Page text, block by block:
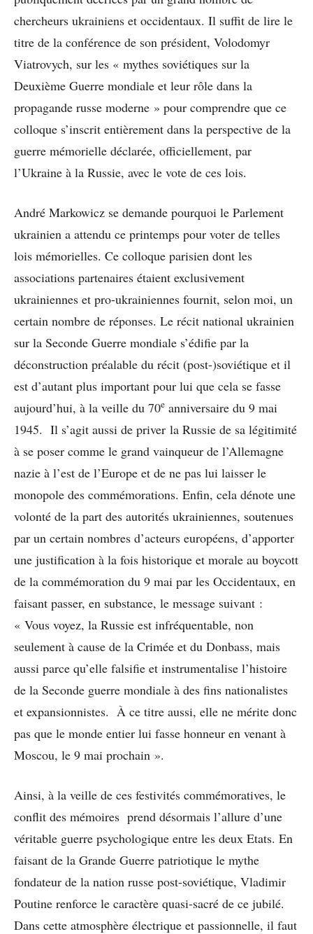
chercheurs ukrainiens et occidentaux. Il suffit de lire le
titre de la conférence de son président, Volodomyr
Viatrovych, sur les « mythes soviétiques sur la
Deuxième Guerre mondiale et leur rôle dans la
propagande russe moderne » pour comprendre que ce
colloque s’inscrit entièrement dans la perspective de la
guerre mémorielle déclarée, officiellement, par
l’Ukraine à la Russie, avec le vote de ces lois.
André Markowicz se demande pourquoi le Parlement
ukrainien a attendu ce printemps pour voter de telles
lois mémorielles. Ce colloque parisien dont les
associations partenaires étaient exclusivement
ukrainiennes et pro-ukrainiennes fournit, selon moi, un
certain nombre de réponses. Le récit national ukrainien
sur la Seconde Guerre mondiale s’édifie par la
déconstruction préalable du récit (post-)soviétique et il
est d’autant plus important pour lui que cela se fasse
aujourd’hui, à la veille du 70e anniversaire du 9 mai
1945. Il s’agit aussi de priver la Russie de sa légitimité
à se poser comme le grand vainqueur de l’Allemagne
nazie à l’est de l’Europe et de ne pas lui laisser le
monopole des commémorations. Enfin, cela dénote une
volonté de la part des autorités ukrainiennes, soutenues
par un certain nombres d’acteurs européens, d’apporter
une justification à la fois historique et morale au boycott
de la commémoration du 9 mai par les Occidentaux, en
faisant passer, en substance, le message suivant :
« Vous voyez, la Russie est infréquentable, non
seulement à cause de la Crimée et du Donbass, mais
aussi parce qu’elle falsifie et instrumentalise l’histoire
de la Seconde guerre mondiale à des fins nationalistes
et expansionnistes. À ce titre aussi, elle ne mérite donc
pas que le monde entier lui fasse honneur en venant à
Moscou, le 9 mai prochain ».
Ainsi, à la veille de ces festivités commémoratives, le
conflit des mémoires prend désormais l’allure d’une
véritable guerre psychologique entre les deux Etats. En
faisant de la Grande Guerre patriotique le mythe
fondateur de la nation russe post-soviétique, Vladimir
Poutine renforce le caractère quasi-sacré de ce jubilé.
Dans cette atmosphère électrique et passionnelle, il faut